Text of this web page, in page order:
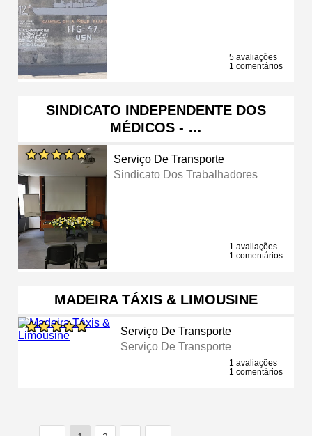
5 avaliações
1 comentários
SINDICATO INDEPENDENTE DOS
MÉDICOS - …
Serviço De Transporte
Sindicato Dos Trabalhadores
1 avaliações
1 comentários
MADEIRA TÁXIS & LIMOUSINE
Serviço De Transporte
Serviço De Transporte
1 avaliações
1 comentários